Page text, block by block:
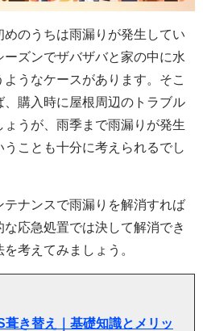
のうちは雨漏りが発生してい
ズンでザバザバと家の中に水
うなケースがあります。そこ
、購入時に屋根周辺のトラブル
うが、雨季まで雨漏りが発生
ことも十分に考えられるでし
ナンスで雨漏りを解消すれば
応急処置では決して解消でき
考えてみましょう。
き替え｜基礎知識とメリッ